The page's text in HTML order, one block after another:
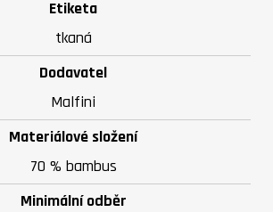
Etiketa
tkaná
Dodavatel
Malfini
Materiálové složení
70 % bambus
Minimální odběr